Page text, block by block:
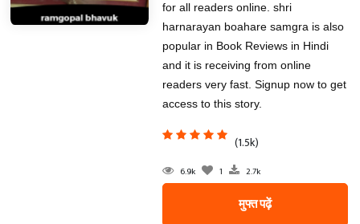
for all readers online. shri
harnarayan boahare samgra is also
popular in Book Reviews in Hindi
and it is receiving from online
readers very fast. Signup now to get
access to this story.
(1.5k)
6.9k 1 2.7k
मुफ्त पढ़ें